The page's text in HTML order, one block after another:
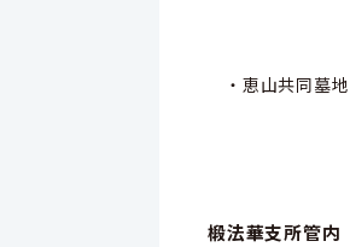
区画
・恵山共同
総面積
区画
椴法華支所管内